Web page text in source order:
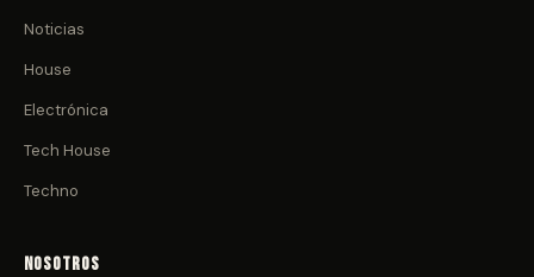
Noticias
House
Electrónica
Tech House
Techno
Nosotros